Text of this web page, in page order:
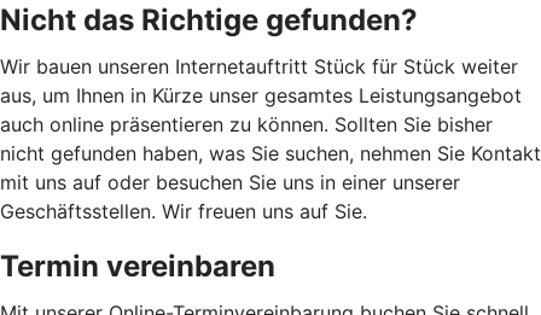
Nicht das Richtige gefunden?
Wir bauen unseren Internetauftritt Stück für Stück weiter
aus, um Ihnen in Kürze unser gesamtes Leistungsangebot
auch online präsentieren zu können. Sollten Sie bisher
nicht gefunden haben, was Sie suchen, nehmen Sie Kontakt
mit uns auf oder besuchen Sie uns in einer unserer
Geschäftsstellen. Wir freuen uns auf Sie.
Termin vereinbaren